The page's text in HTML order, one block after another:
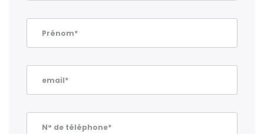
Prénom*
email*
N° de téléphone*